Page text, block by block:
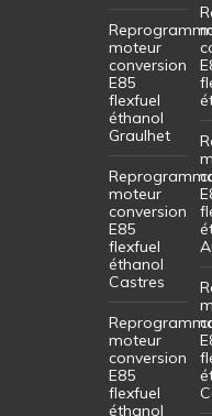
moteur
conversion
E85
flexfuel
éthanol
Graulhet
moteur
conversion
E85
flexfuel
éthanol
Castres
moteur
conversion
E85
flexfuel
éthanol